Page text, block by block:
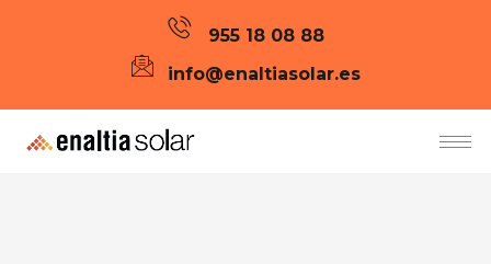
955 18 08 88
info@enaltiasolar.es